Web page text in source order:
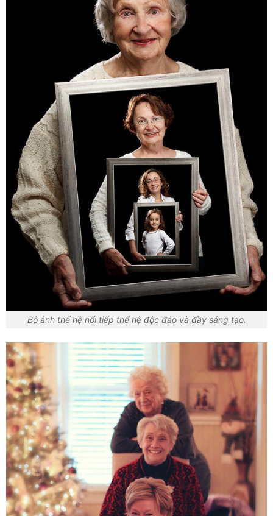
Bộ ảnh thế hệ nối tiếp thế hệ độc đáo và đầy sáng tạo.